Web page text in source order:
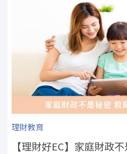
理財教育
【理財好EC】家庭財政